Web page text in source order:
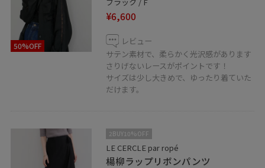
お気に入り登録頂くと
【お気に入り】タブから再度ご覧頂く事ができます！
頂きますと大変嬉しいです♪
是非よろしくお願いします♡
50%OFF
¥6,600
レビュー
サテン素材で、柔らかく光沢感があります
さりげないレースがポイントです！
サイズは少し大きめで、ゆったり着ていた
だけます。
2BUY10%OFF
LE CERCLE par ropé
楊柳ラップリボンパンツ